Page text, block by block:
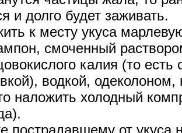
и долго будет заживать.
к месту укуса
смоченный
калия (то есть
водкой,
наложить холодный
пострадавшему от укуса